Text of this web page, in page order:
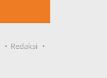
Redaksi